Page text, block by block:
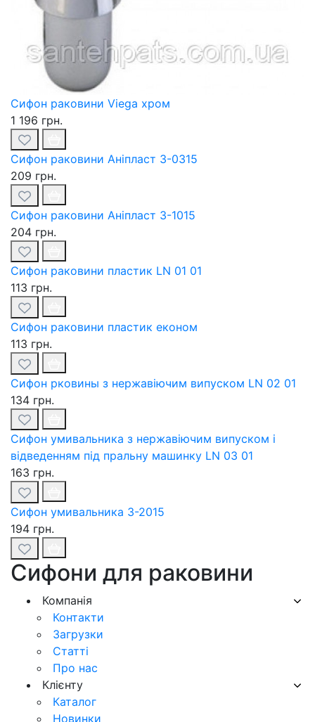
Сифон раковини Viega хром
1 196 грн.
Сифон раковини Аніпласт З-0315
209 грн.
Сифон раковини Аніпласт З-1015
204 грн.
Сифон раковини пластик LN 01 01
113 грн.
Сифон раковини пластик економ
113 грн.
Сифон рковины з нержавіючим випуском LN 02 01
134 грн.
Сифон умивальника з нержавіючим випуском і
відведенням під пральну машинку LN 03 01
163 грн.
Сифон умивальника З-2015
194 грн.
Сифони для раковини
Компанія
Контакти
Загрузки
Статті
Про нас
Клієнту
Каталог
Новинки